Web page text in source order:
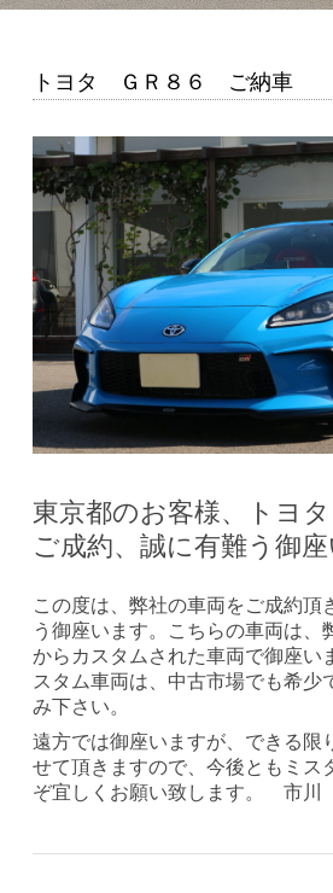
トヨタ ＧＲ８６ ご納車
東京都のお客様、トヨ
ご成約、誠に有難う御座
この度は、弊社の車両をご成約頂
う御座います。こちらの車両は、
からカスタムされた車両で御座い
スタム車両は、中古市場でも希少
み下さい。
遠方では御座いますが、できる限
せて頂きますので、今後ともミス
ぞ宜しくお願い致します。 市川